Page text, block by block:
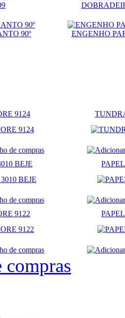
90º
ENGENHO
9124
BEJE
9122